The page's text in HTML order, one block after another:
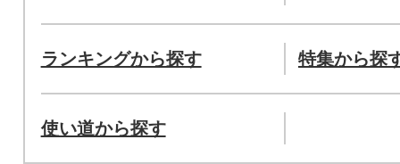
ランキングから探す 特集から探
使い道から探す